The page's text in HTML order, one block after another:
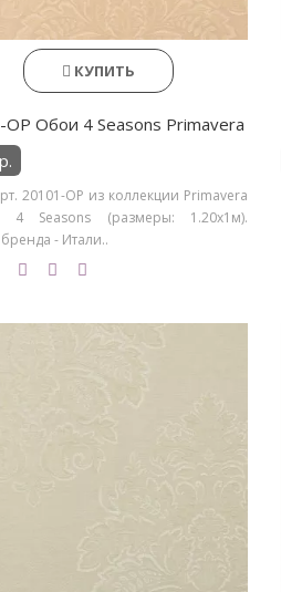
КУПИТЬ
OP Обои 4 Seasons Primavera
20101-OP из коллекции Primavera
4 Seasons (размеры: 1.20х1м).
- Итали..